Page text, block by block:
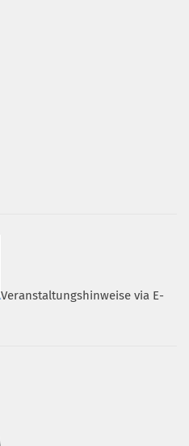
Veranstaltungshinweise via E-